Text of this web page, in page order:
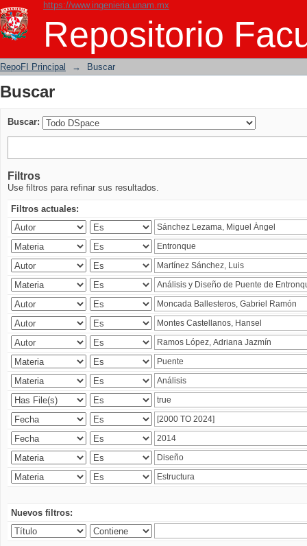
https://www.ingenieria.unam.mx
Repositorio
Buscar
RepoFI Principal → Buscar
Buscar
Buscar:
Filtros
Use filtros para refinar sus resultados.
Filtros actuales:
Nuevos filtros: